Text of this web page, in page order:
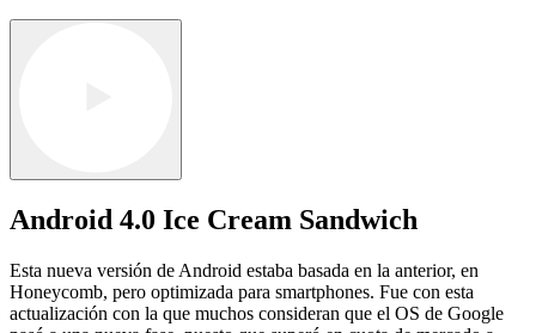
Android 4.0 Ice Cream Sandwich
Esta nueva versión de Android estaba basada en la anterior, en
Honeycomb, pero optimizada para smartphones. Fue con esta
actualización con la que muchos consideran que el OS de Google